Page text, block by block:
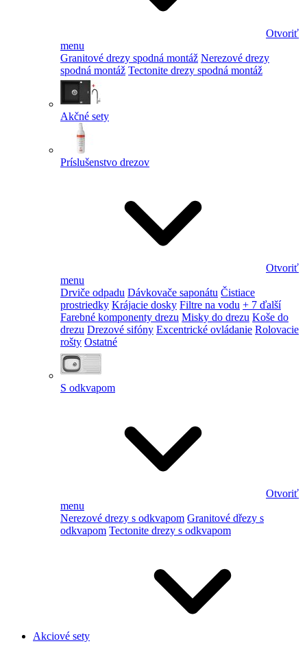
Otvoriť
menu
Granitové drezy spodná montáž Nerezové drezy
spodná montáž Tectonite drezy spodná montáž
Akčné sety
Príslušenstvo drezov
Otvoriť
menu
Drviče odpadu Dávkovače saponátu Čistiace
prostriedky Krájacie dosky Filtre na vodu + 7 ďalší
Farebné komponenty drezu Misky do drezu Koše do
drezu Drezové sifóny Excentrické ovládanie Rolovacie
rošty Ostatné
S odkvapom
Otvoriť
menu
Nerezové drezy s odkvapom Granitové dřezy s
odkvapom Tectonite drezy s odkvapom
Akciové sety